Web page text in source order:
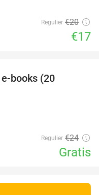
Regulier €20
€17
books (20
Regulier €24
Gratis